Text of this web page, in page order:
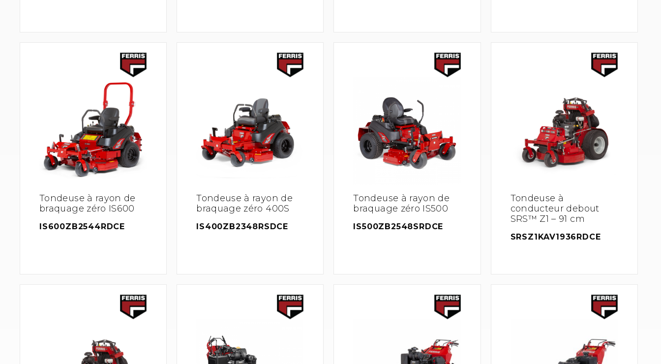
Tondeuse à rayon de
braquage zéro IS600
IS600ZB2544RDCE
Tondeuse à rayon de
braquage zéro 400S
IS400ZB2348RSDCE
Tondeuse à rayon de
braquage zéro IS500
IS500ZB2548SRDCE
Tondeuse à
conducteur debout
SRS™ Z1 – 91 cm
SRSZ1KAV1936RDCE